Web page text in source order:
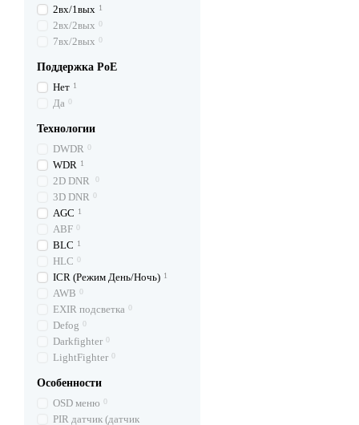
2вх/1вых 1
2вх/2вых 0
7вх/2вых 0
Поддержка PоE
Нет 1
Да 0
Технологии
DWDR 0
WDR 1
2D DNR 0
3D DNR 0
AGC 1
ABF 0
BLC 1
HLC 0
ICR (Режим День/Ночь) 1
AWB 0
EXIR подсветка 0
Defog 0
Darkfighter 0
LightFighter 0
Особенности
OSD меню 0
PIR датчик (датчик